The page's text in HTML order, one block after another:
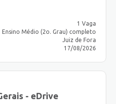
1 Vaga
Ensino Médio (2o. Grau) completo
Juiz de Fora
17/08/2026
- eDrive